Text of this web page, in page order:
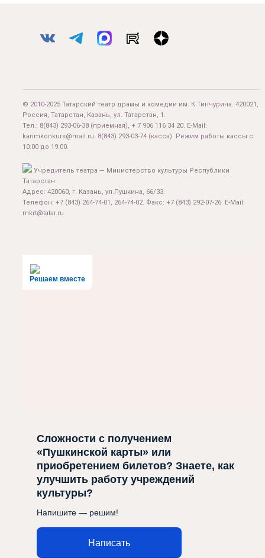
© 2010-2025 Татарский театр драмы и комедии им. К.Тинчурина. 420021,
Россия, Татарстан, Казань, ул. Татарстан, 1.
Тел.: 8(843) 293-06-38 (приемная), + 7 906 116 34 20. E-Mail:
karimkonkurs@mail.ru. 8(843) 293-03-74 (касса). Режим работы кассы с
10:00 до 19:00.
Учредитель театра — Министерство культуры Республики
Татарстан
Адрес: 420060, г. Казань, ул.Пушкина, 66/33.
Телефон: +7 (843) 264-74-01, 264-74-02. Факс: +7 (843) 292-07-26. E-Mail:
mkrt@tatar.ru
Решаем вместе
Сложности с получением
«Пушкинской карты» или
приобретением билетов? Знаете, как
улучшить работу учреждений
культуры?
Напишите — решим!
Написать